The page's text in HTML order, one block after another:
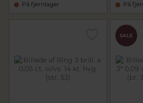
På fjernlager På
SALE